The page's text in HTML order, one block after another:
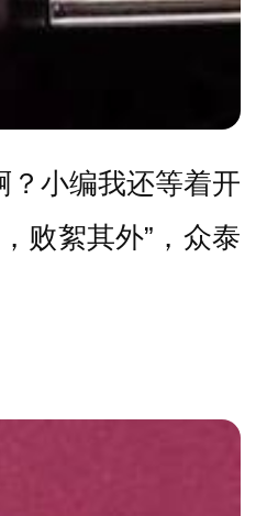
？小编我还等着开
败絮其外”，众泰